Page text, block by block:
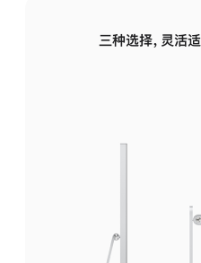
三种选择，灵活